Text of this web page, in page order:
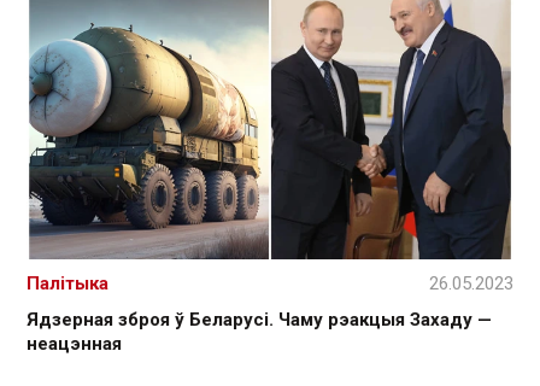
Ядзерная зброя ў Беларусі. Чаму рэакцыя Захаду —
неацэнная
Палітыка 26.05.2023